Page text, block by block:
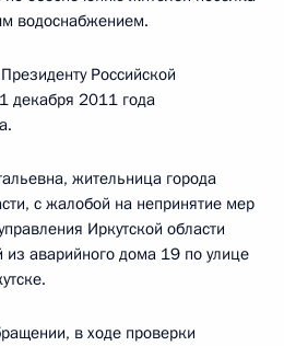
водоснабжением.
Российской
декабря 2011 года
жительница города
с жалобой на непринятие мер
Иркутской области
аварийного дома 19 по улице
в ходе проверки